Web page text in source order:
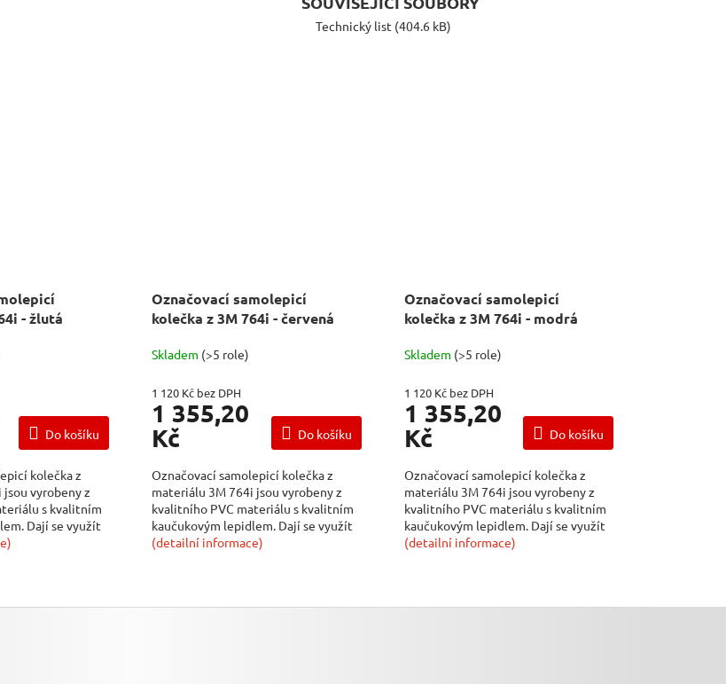
Technický list (404.6 kB)
- žlutá
Do košíku
kolečka z
vyrobeny z
s kvalitním
Dají se využít
Označovací samolepicí
kolečka z 3M 764i - červená
Skladem (>5 role)
1 120 Kč bez DPH
1 355,20
Kč
Do košíku
Označovací samolepicí kolečka z
materiálu 3M 764i jsou vyrobeny z
kvalitního PVC materiálu s kvalitním
kaučukovým lepidlem. Dají se využít
na...
(detailní informace)
Označovací samolepicí
kolečka z 3M 764i - modrá
Skladem (>5 role)
1 120 Kč bez DPH
1 355,20
Kč
Do košíku
Označovací samolepicí kolečka z
materiálu 3M 764i jsou vyrobeny z
kvalitního PVC materiálu s kvalitním
kaučukovým lepidlem. Dají se využít
na...
(detailní informace)